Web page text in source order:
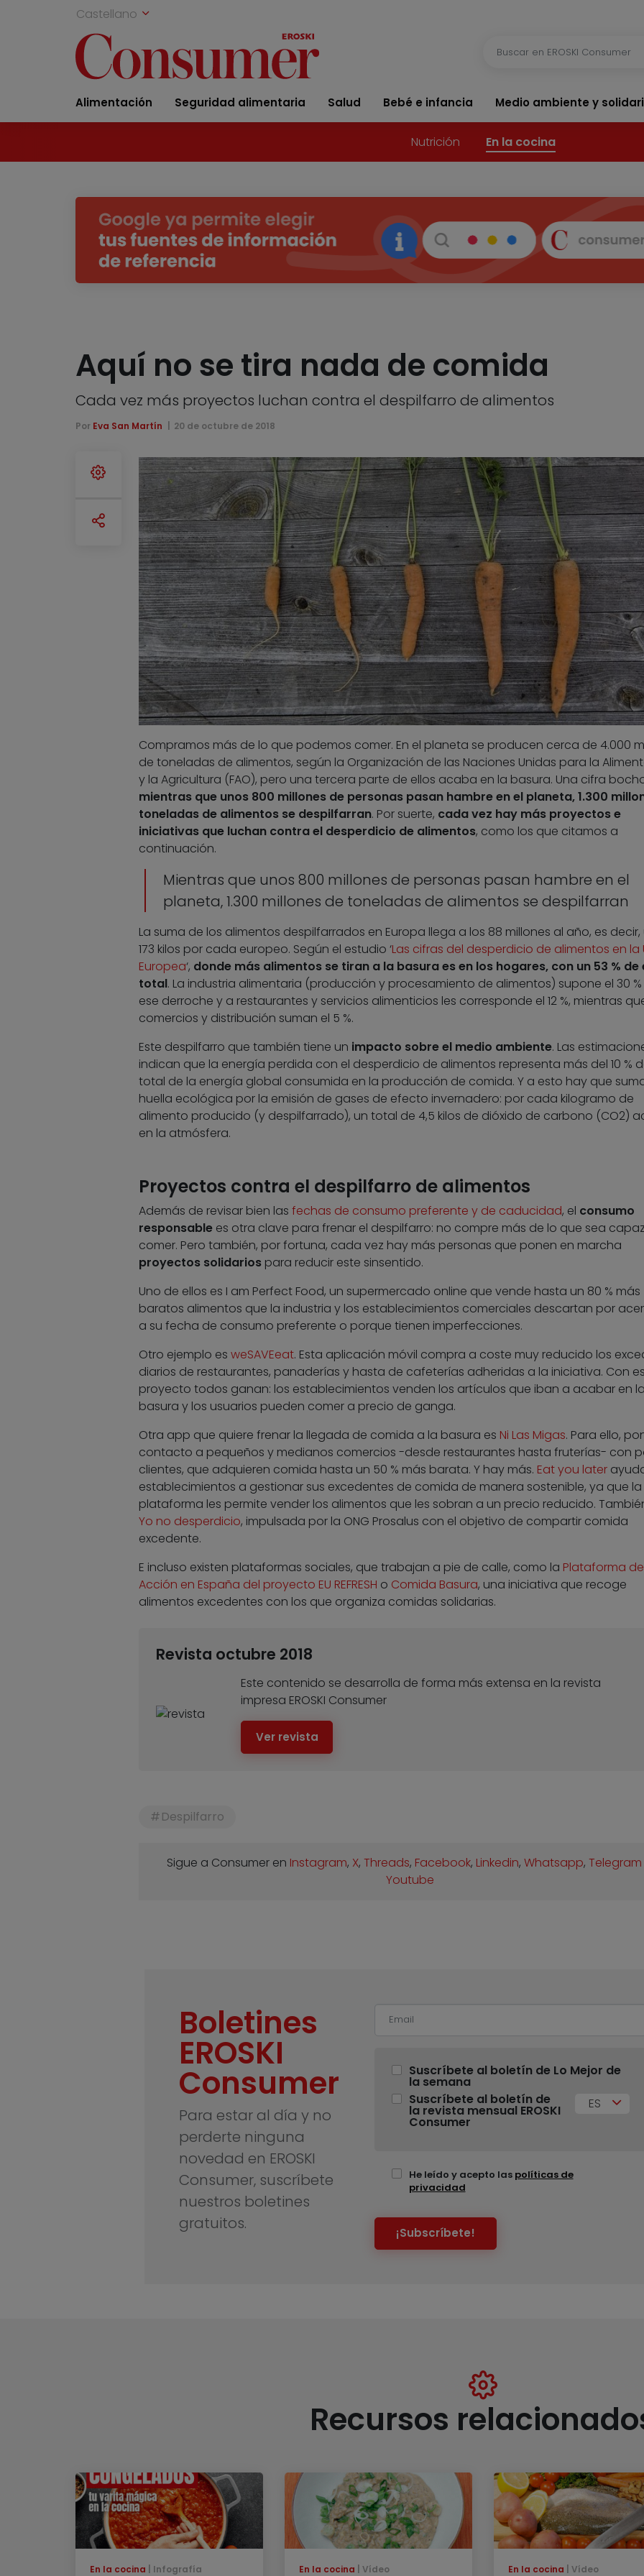
Castellano
Alimentación Seguridad alimentaria Salud Bebé e infancia Medio ambiente y
Nutrición En la cocina
Aquí no se tira nada de comida
Cada vez más proyectos luchan contra el despilfarro de alimentos
Por Eva San Martín 20 de octubre de 2018
Compramos más de lo que podemos comer. En el planeta se producen cerca de 4.000
de toneladas de alimentos, según la Organización de las Naciones Unidas para la
y la Agricultura (FAO), pero una tercera parte de ellos acaba en la basura. Una cifra
mientras que unos 800 millones de personas pasan hambre en el planeta, 1.300
toneladas de alimentos se despilfarran. Por suerte, cada vez hay más proyectos e
iniciativas que luchan contra el desperdicio de alimentos, como los que citamos a
continuación.
Mientras que unos 800 millones de personas pasan hambre en el
planeta, 1.300 millones de toneladas de alimentos se despilfarran
La suma de los alimentos despilfarrados en Europa llega a los 88 millones al año, es decir,
173 kilos por cada europeo. Según el estudio ‘Las cifras del desperdicio de alimentos en la
Europea‘, donde más alimentos se tiran a la basura es en los hogares, con un 53 % de
total. La industria alimentaria (producción y procesamiento de alimentos) supone el 30
ese derroche y a restaurantes y servicios alimenticios les corresponde el 12 %, mientras
comercios y distribución suman el 5 %.
Este despilfarro que también tiene un impacto sobre el medio ambiente. Las
indican que la energía perdida con el desperdicio de alimentos representa más del 10 %
total de la energía global consumida en la producción de comida. Y a esto hay que
huella ecológica por la emisión de gases de efecto invernadero: por cada kilogramo de
alimento producido (y despilfarrado), un total de 4,5 kilos de dióxido de carbono (CO2)
en la atmósfera.
Proyectos contra el despilfarro de alimentos
Además de revisar bien las fechas de consumo preferente y de caducidad, el consumo
responsablees otra clave para frenar el despilfarro: no compre más de lo que sea
comer. Pero también, por fortuna, cada vez hay más personas que ponen en marcha
proyectos solidariospara reducir este sinsentido.
Uno de ellos es I am Perfect Food, un supermercado online que vende hasta un 80 % más
baratos alimentos que la industria y los establecimientos comerciales descartan por
a su fecha de consumo preferente o porque tienen imperfecciones.
Otro ejemplo es weSAVEeat. Esta aplicación móvil compra a coste muy reducido los
diarios de restaurantes, panaderías y hasta de cafeterías adheridas a la iniciativa. Con
proyecto todos ganan: los establecimientos venden los artículos que iban a acabar en
basura y los usuarios pueden comer a precio de ganga.
Otra app que quiere frenar la llegada de comida a la basura es Ni Las Migas. Para ello,
contacto a pequeños y medianos comercios -desde restaurantes hasta fruterías- con
clientes, que adquieren comida hasta un 50 % más barata. Y hay más. Eat you later
establecimientos a gestionar sus excedentes de comida de manera sostenible, ya que la
plataforma les permite vender los alimentos que les sobran a un precio reducido.
Yo no desperdicio, impulsada por la ONG Prosalus con el objetivo de compartir comida
excedente.
E incluso existen plataformas sociales, que trabajan a pie de calle, como la Plataforma de
Acción en España del proyecto EU REFRESH o Comida Basura, una iniciativa que recoge
alimentos excedentes con los que organiza comidas solidarias.
Revista octubre 2018
Este contenido se desarrolla de forma más extensa en la revista
impresa EROSKI Consumer
Ver revista
Despilfarro
Sigue a Consumer en Instagram, X,Threads, Facebook, Linkedin,Whatsapp,Telegram
Youtube
Boletines
EROSKI
Consumer
Para estar al día y no
perderte ninguna
novedad en EROSKI
Consumer, suscríbete
nuestros boletines
gratuitos.
Suscríbete al boletín de Lo Mejor de
la semana
Suscríbete al boletín de
la revista mensual EROSKI
Consumer
ES
He leído y acepto las políticas de
privacidad
¡Subscríbete!
Recursos
En la cocina Infografía En la cocina Vídeo En la cocina Vídeo